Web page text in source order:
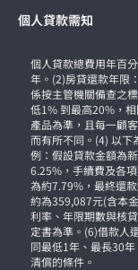
個人貸款需知
個人貸款總費用年百
年。(2)房貸還款年限
係按主管機關備查之
低1% 到最高20%，
產品為準，且每一顧
而有所不同。(4) 以下
例：假設貸款金額為
6.25%，手續費及各
為約7.79%，最終還
約為359,087元(含本
利率、年限期數與核
定書為準。(6)借款人
同最低1年、最長30
清償的條件。